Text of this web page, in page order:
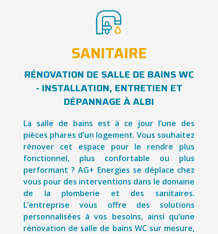
SANITAIRE
RÉNOVATION DE SALLE DE BAINS WC
- INSTALLATION, ENTRETIEN ET
DÉPANNAGE À ALBI
La salle de bains est à ce jour l’une des
pièces phares d’un logement. Vous souhaitez
rénover cet espace pour le rendre plus
fonctionnel, plus confortable ou plus
performant ? AG+ Energies se déplace chez
vous pour des interventions dans le domaine
de la plomberie et des sanitaires.
L’entreprise vous offre des solutions
personnalisées à vos besoins, ainsi qu’une
rénovation de salle de bains WC sur mesure,